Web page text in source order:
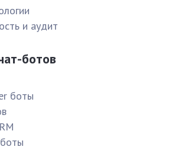
и аудит
ботов
боты